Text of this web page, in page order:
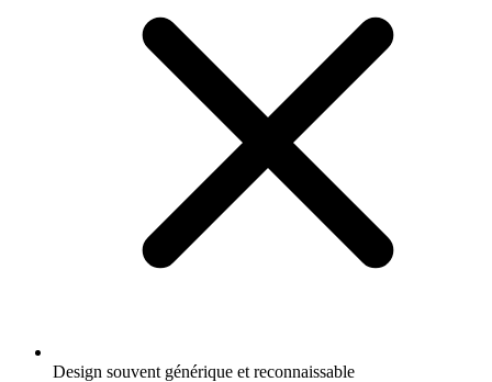
Design souvent générique et reconnaissable